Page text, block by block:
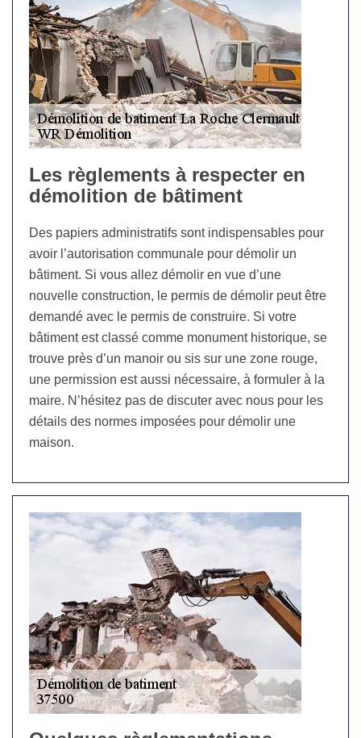
Les règlements à respecter en
démolition de bâtiment
Des papiers administratifs sont indispensables pour
avoir l’autorisation communale pour démolir un
bâtiment. Si vous allez démolir en vue d’une
nouvelle construction, le permis de démolir peut être
demandé avec le permis de construire. Si votre
bâtiment est classé comme monument historique, se
trouve près d’un manoir ou sis sur une zone rouge,
une permission est aussi nécessaire, à formuler à la
maire. N’hésitez pas de discuter avec nous pour les
détails des normes imposées pour démolir une
maison.